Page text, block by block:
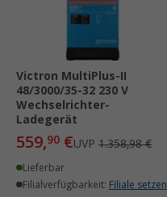
Victron MultiPlus-II
48/3000/35-32 230 V
Wechselrichter-
Ladegerät
559,90 €UVP 1.358,98 €
Lieferbar
Filialverfügbarkeit: Filiale setzen